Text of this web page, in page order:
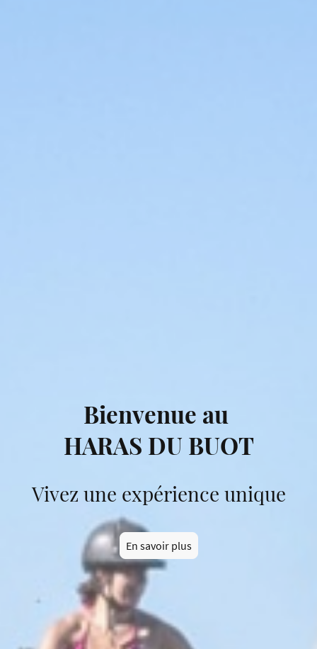
Bienvenue au
HARAS DU BUOT
Vivez une expérience unique
En savoir plus